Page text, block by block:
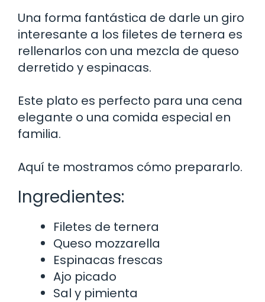
Una forma fantástica de darle un giro
interesante a los filetes de ternera es
rellenarlos con una mezcla de queso
derretido y espinacas.
Este plato es perfecto para una cena
elegante o una comida especial en
familia.
Aquí te mostramos cómo prepararlo.
Ingredientes:
Filetes de ternera
Queso mozzarella
Espinacas frescas
Ajo picado
Sal y pimienta